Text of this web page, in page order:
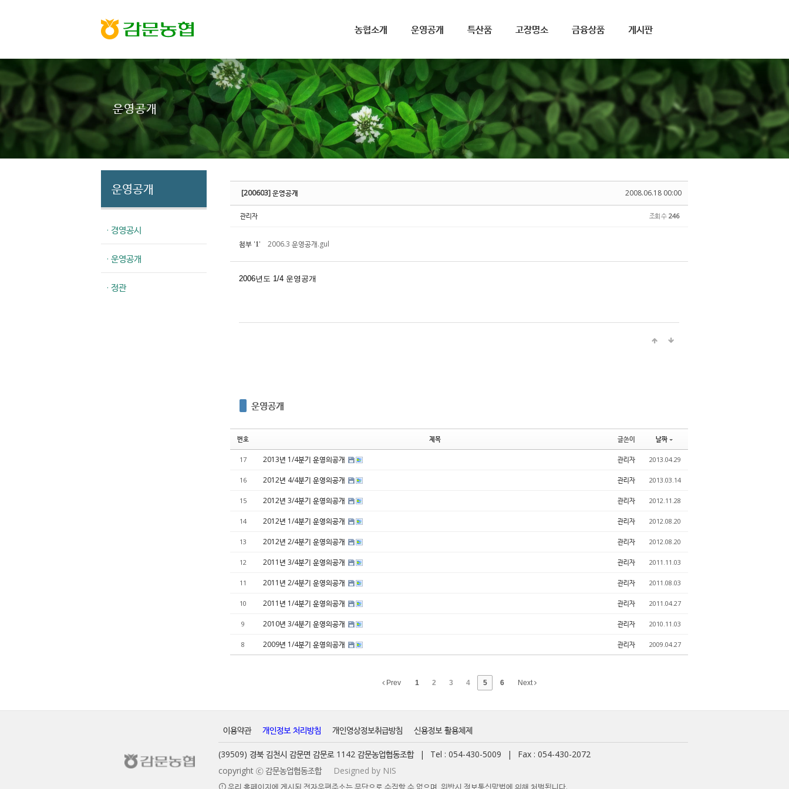
농협소개 운영공개 특산품 고장명소 금융상품 게시판
운영공개
운영공개
· 경영공시
· 운영공개
· 정관
2008.06.18 00:00
[200603] 운영공개
관리자 조회 수 246
첨부 '1' 2006.3 운영공개.gul
2006년도 1/4 운영공개
운영공개
번호 제목 글쓴이 날짜
17 2013년 1/4분기 운영의공개 관리자 2013.04.29
16 2012년 4/4분기 운영의공개 관리자 2013.03.14
15 2012년 3/4분기 운영의공개 관리자 2012.11.28
14 2012년 1/4분기 운영의공개 관리자 2012.08.20
13 2012년 2/4분기 운영의공개 관리자 2012.08.20
12 2011년 3/4분기 운영의공개 관리자 2011.11.03
11 2011년 2/4분기 운영의공개 관리자 2011.08.03
10 2011년 1/4분기 운영의공개 관리자 2011.04.27
9 2010년 3/4분기 운영의공개 관리자 2010.11.03
8 2009년 1/4분기 운영의공개 관리자 2009.04.27
Prev 1 2 3 4 5 6 Next
이용약관 개인정보 처리방침 개인영상정보취급방침 신용정보 활용체제
(39509) 경북 김천시 감문면 감문로 1142 감문농업협동조합 | Tel : 054-430-5009 |
Fax : 054-430-2072
copyright ⓒ 감문농업협동조합
Designed by NIS
우리 홈페이지에 게시된 전자우편주소는 무단으로 수집할 수 없으며, 위반시 정보통신망법에 의해 처벌됩니다.